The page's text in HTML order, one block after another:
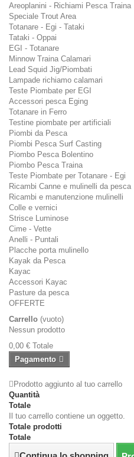
Areoplanini - Richiami Pesca Traina
Speciale Trout Area
Totanare - Egi - Tataki
Tataki - Oppai
EGI - Totanare
Minnow Traina Calamari
Lead Squid Jig/Piombati
Lampade richiamo calamari
Teste Piombate per EGI
Accessori pesca Eging
Totanare in Ferro
Testine piombate per artificiali
Piombi da Pesca
Piombi Pesca Surf Casting
Piombo Pesca Bolentino
Piombo Pesca Traina
Teste Piombate per Totanare - Egi
Ricambi Canne e mulinelli da pesca
Ricambi e manutenzione mulinelli
Colle e vernici
Strisce Luminose
Cime - Vette
Anelli - Puntali
Placche porta mulinello
Kayak da Pesca
Kayac
Accessori Kayac
Pasture da pesca
OFFERTE
Carrello (vuoto)
Nessun prodotto
0,00 € Totale
Pagamento
Prodotto aggiunto al tuo carrello
Quantità
Totale
Il tuo carrello contiene un oggetto.
Totale prodotti
Totale